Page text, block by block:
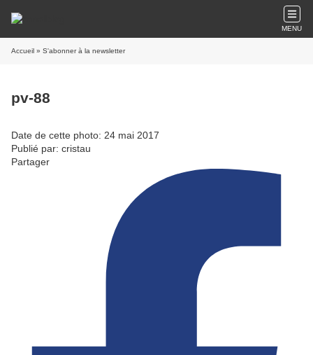
MENU
Accueil » S'abonner à la newsletter
pv-88
Date de cette photo: 24 mai 2017
Publié par: cristau
Partager